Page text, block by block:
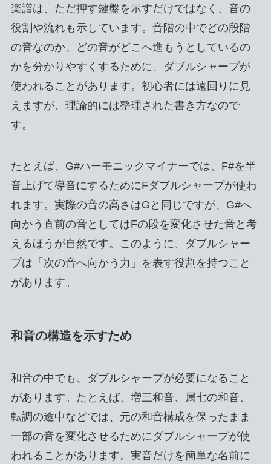
楽譜は、ただ押す鍵盤を示すだけではなく、音の
役割や流れも示しています。音階の中でどの段階
の音なのか、どの音がどこへ進もうとしているの
かを分かりやすくするために、ダブルシャープが
使われることがあります。初心者には遠回りに見
えますが、理論的には整理された書き方なので
す。
たとえば、G#ハーモニックマイナーでは、F#を半
音上げて導音にするためにFダブルシャープが使わ
れます。実際の音の高さはGと同じですが、G#へ
向かう直前の音としてはFの段を変化させた音と考
えるほうが自然です。このように、ダブルシャー
プは「次の音へ向かう力」を表す役割を持つこと
があります。
和音の構造を示すため
和音の中でも、ダブルシャープが必要になること
があります。たとえば、増三和音、属七の和音、
転調の途中などでは、元の和音構成を保ったまま
一部の音を変化させるためにダブルシャープが使
われることがあります。実音だけを簡単な名前に